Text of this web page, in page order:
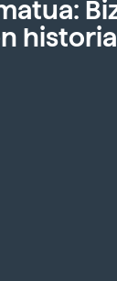
historia